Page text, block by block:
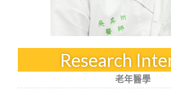
Research
老年醫學